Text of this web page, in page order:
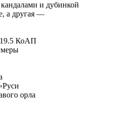
и дубинкой
а другая —
19.5 КоАП
орла